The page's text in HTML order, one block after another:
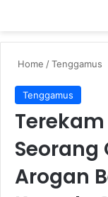
Home /Tenggamus
Tenggamus
Seorang
Arogan